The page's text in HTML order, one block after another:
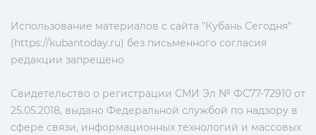
Использование материалов с сайта "Кубань Сегодня"
(https://kubantoday.ru) без письменного согласия
редакции запрещено
Свидетельство о регистрации СМИ Эл № ФС77-72910 от
25.05.2018, выдано Федеральной службой по надзору в
сфере связи, информационных технологий и массовых